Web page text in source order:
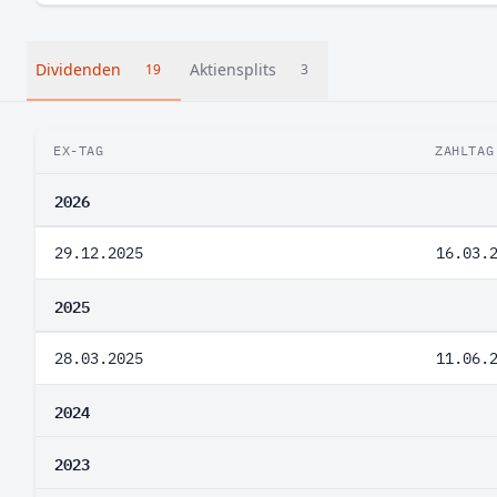
Dividenden 19 Aktiensplits 3
EX-TAG ZAHLTAG
2026
29.12.2025
2025
28.03.2025
2024
2023